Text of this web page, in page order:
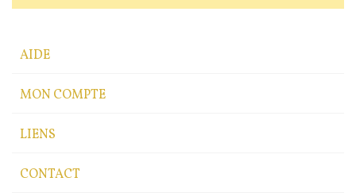
AIDE
MON COMPTE
LIENS
CONTACT